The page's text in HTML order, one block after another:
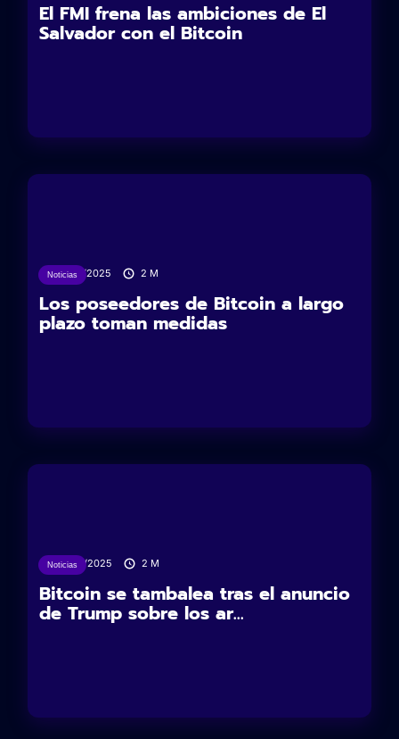
El FMI frena las ambiciones de El
Salvador con el Bitcoin
Noticias
27/05/2025 2 M
Los poseedores de Bitcoin a largo
plazo toman medidas
Noticias
24/05/2025 2 M
Bitcoin se tambalea tras el anuncio
de Trump sobre los ar...